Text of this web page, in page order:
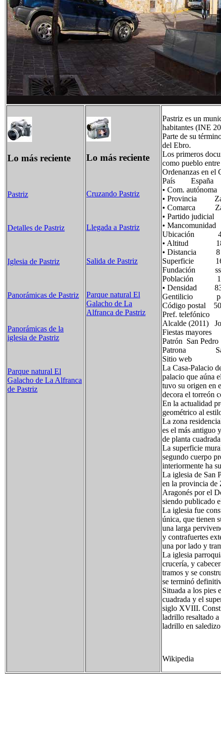
Lo más reciente
Pastriz
Detalles de Pastriz
Iglesia de Pastriz
Panorámicas de Pastriz
Panorámicas de la
iglesia de Pastriz
Parque natural El
Galacho de La Alfranca
de Pastriz
Lo más reciente
Cruzando Pastriz
Llegada a Pastriz
Salida de Pastriz
Parque natural El
Galacho de La
Alfranca de Pastriz
Pastriz es un
habitantes (INE
Parte de su
del Ebro.
Los primeros
como pueblo
Ordenanzas en el
País España
• Com.
• Provincia
• Comarca
• Partido
•
Ubicación
• Altitud
• Distancia 8
Superficie
Fundación
Población
• Densidad
Gentilicio
Código postal
Pref.
Alcalde (2011)
Fiestas
Patrón San Pedro
Patrona
Sitio web
La Casa-Palacio
palacio que aúna
tuvo su origen en
decora el torreón
En la actualidad
geométrico al
La zona
es el más antiguo
de planta
La superficie
segundo cuerpo
interiormente ha
La iglesia de San
en la provincia de
Aragonés por el
siendo publicado
La iglesia fue
única, que tienen
una larga
y contrafuertes
una por lado y
La iglesia
crucería, y
tramos y se
se terminó
Situada a los pies
cuadrada y el
siglo XVIII.
ladrillo resaltado a
ladrillo en
Wikipedia